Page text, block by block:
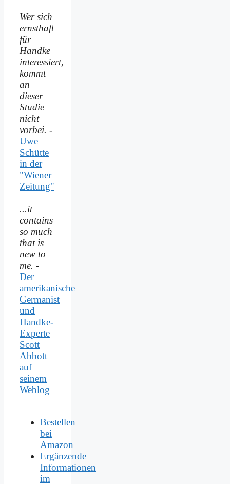
Wer sich
ernsthaft
für
Handke
interessiert,
kommt
an
dieser
Studie
nicht
vorbei. -
Uwe
Schütte
in der
"Wiener
Zeitung"
...it
contains
so much
that is
new to
me. -
Der
amerikanische
Germanist
und
Handke-
Experte
Scott
Abbott
auf
seinem
Weblog
Bestellen
bei
Amazon
Ergänzende
Informationen
im